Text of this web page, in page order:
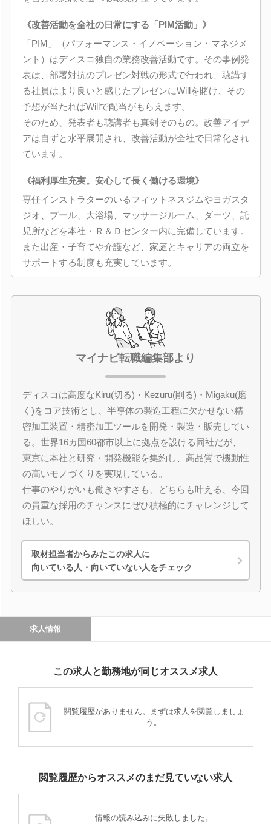
《改善活動を全社の日常にする「PIM活動」》
「PIM」（パフォーマンス・イノベーション・マネジメ
ント）はディスコ独自の業務改善活動です。その事例発
表は、部署対抗のプレゼン対戦の形式で行われ、聴講す
る社員はより良いと感じたプレゼンにWillを賭け、その
予想が当たればWillで配当がもらえます。
そのため、発表者も聴講者も真剣そのもの。改善アイデ
アは自ずと水平展開され、改善活動が全社で日常化され
ています。
《福利厚生充実。安心して長く働ける環境》
専任インストラターのいるフィットネスジムやヨガスタ
ジオ、プール、大浴場、マッサージルーム、ダーツ、託
児所などを本社・Ｒ＆Ｄセンター内に完備しています。
また出産・子育てや介護など、家庭とキャリアの両立を
サポートする制度も充実しています。
マイナビ転職編集部より
ディスコは高度なKiru(切る)・Kezuru(削る)・Migaku(磨
く)をコア技術とし、半導体の製造工程に欠かせない精
密加工装置・精密加工ツールを開発・製造・販売してい
る。世界16カ国60都市以上に拠点を設ける同社だが、
東京に本社と研究・開発機能を集約し、高品質で機動性
の高いモノづくりを実現している。
仕事のやりがいも働きやすさも、どちらも叶える、今回
の貴重な採用のチャンスにぜひ積極的にチャレンジして
ほしい。
取材担当者からみたこの求人に
向いている人・向いていない人をチェック
求人情報
この求人と勤務地が同じオススメ求人
閲覧履歴がありません。まずは求人を閲覧しましょ
う。
閲覧履歴からオススメのまだ見ていない求人
情報の読み込みに失敗しました。